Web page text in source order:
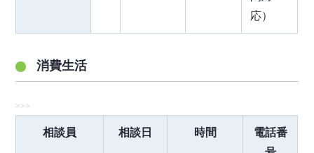
応）
消費生活
相談員 相談日 時間
電話番